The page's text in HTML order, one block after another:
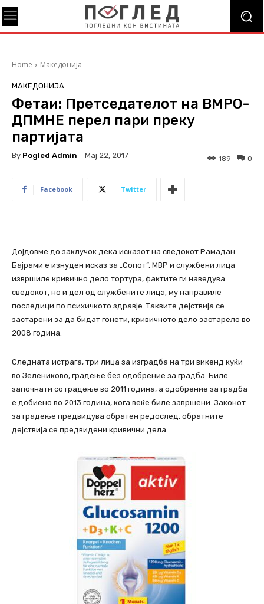
Home Македонија
МАКЕДОНИЈА
Фетаи: Претседателот на ВМРО-
ДПМНЕ перел пари преку
партијата
By Pogled Admin Мај 22, 2017 0
189
Facebook Twitter
Дојдовме до заклучок дека исказот на сведокот Рамадан
Бајрами е изнуден исказ за „Сопот”. МВР и службени лица
извршиле кривично дело тортура, фактите ги наведува
сведокот, но и дел од службените лица, му направиле
последици по психичкото здравје. Таквите дејствија се
застарени за да бидат гонети, кривичното дело застарело во
2008 година.
Следната истрага, три лица за изградба на три викенд куќи
во Зелениково, градење без одобрение за градба. Биле
започнати со градење во 2011 година, а одобрение за градба
е добиено во 2013 година, кога веќе биле завршени. Законот
за градење предвидува обратен редослед, обратните
дејствија се предвидени кривични дела.